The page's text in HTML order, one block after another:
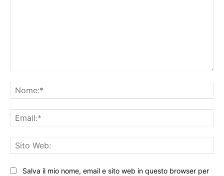
Salva il mio nome, email e sito web in questo browser per